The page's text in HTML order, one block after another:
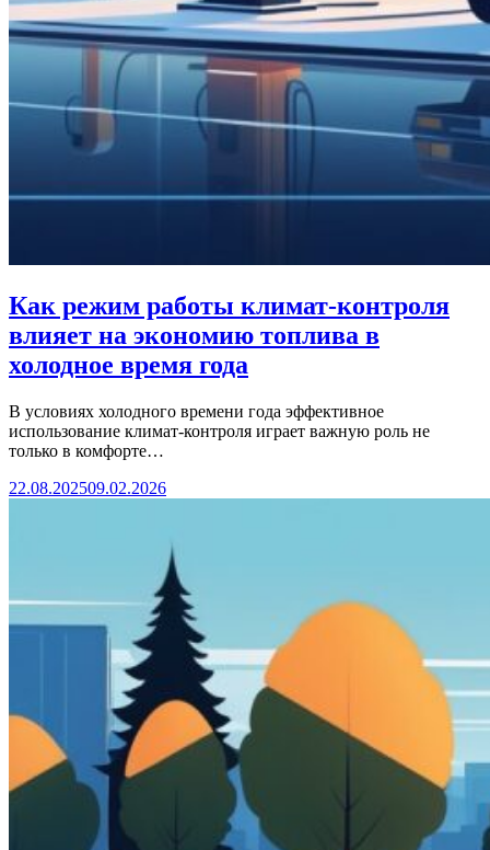
Как режим работы климат-контроля
влияет на экономию топлива в
холодное время года
В условиях холодного времени года эффективное
использование климат-контроля играет важную роль не
только в комфорте…
22.08.202509.02.2026